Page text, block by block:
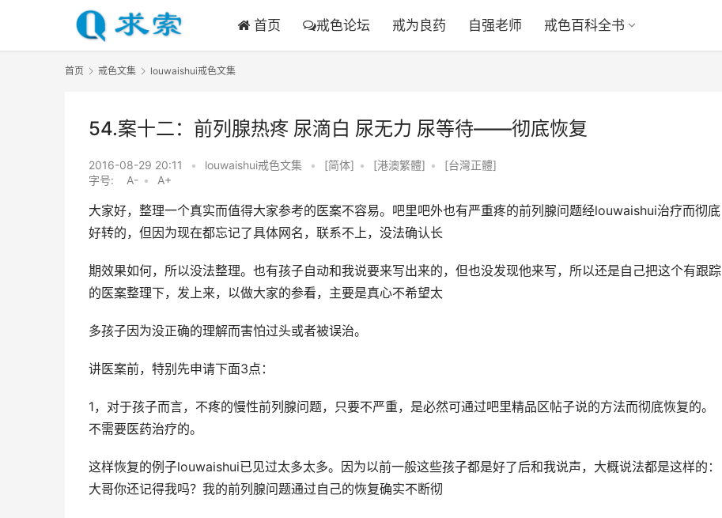
首页 戒色论坛 戒为良药 自强老师 戒色百科全书
首页 戒色文集 louwaishui戒色文集
54.案十二：前列腺热疼 尿滴白 尿无力 尿等待——彻底恢复
2016-08-29 20:11 • louwaishui戒色文集 • [简体] • [港澳繁體] •
[台灣正體]
字号:
A- • A+
大家好，整理一个真实而值得大家参考的医案不容易。吧里吧外也有严重疼的前列腺问题经louwaishui治疗而彻底
好转的，但因为现在都忘记了具体网名，联系不上，没法确认长
期效果如何，所以没法整理。也有孩子自动和我说要来写出来的，但也没发现他来写，所以还是自己把这个有跟踪
的医案整理下，发上来，以做大家的参看，主要是真心不希望太
多孩子因为没正确的理解而害怕过头或者被误治。
讲医案前，特别先申请下面3点：
1，对于孩子而言，不疼的慢性前列腺问题，只要不严重，是必然可通过吧里精品区帖子说的方法而彻底恢复的。
不需要医药治疗的。
这样恢复的例子louwaishui已见过太多太多。因为以前一般这些孩子都是好了后和我说声，大概说法都是这样的：
大哥你还记得我吗？我的前列腺问题通过自己的恢复确实不断彻